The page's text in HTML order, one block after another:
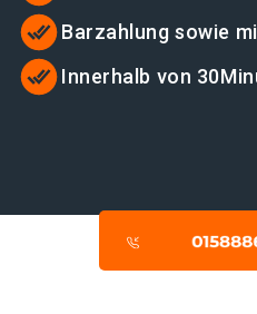
Barzahlung sowie
Innerhalb von